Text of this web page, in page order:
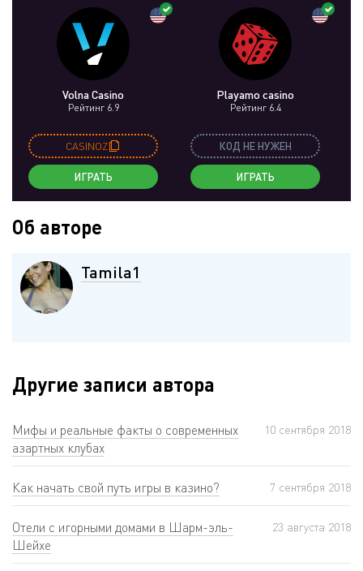
Volna Casino
Рейтинг 6.9
CASINOZ
ИГРАТЬ
Playamo casino
Рейтинг 6.4
КОД НЕ НУЖЕН
ИГРАТЬ
Об авторе
Tamila1
Другие записи автора
Мифы и реальные факты о современных
азартных клубах
10 сентября 2018
Как начать свой путь игры в казино? 7 сентября 2018
Отели с игорными домами в Шарм-эль-
Шейхе
23 августа 2018